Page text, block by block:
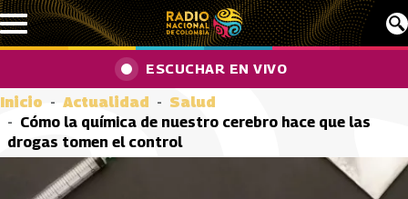
Pasar al contenido principal
ESCUCHAR EN VIVO
Inicio Actualidad
Salud
Cómo la química de nuestro cerebro hace que las
drogas tomen el control